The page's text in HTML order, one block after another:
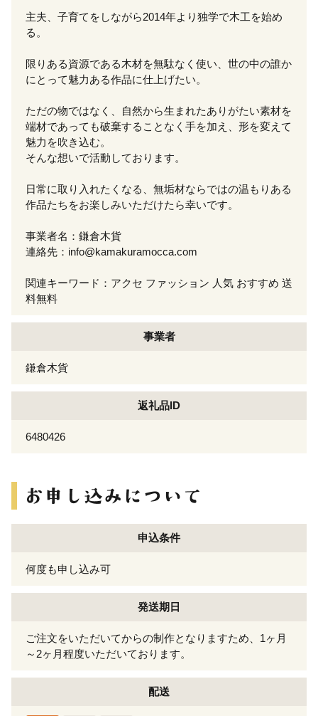
主夫、子育てをしながら2014年より独学で木工を始め
る。
限りある資源である木材を無駄なく使い、世の中の誰か
にとって魅力ある作品に仕上げたい。
ただの物ではなく、自然から生まれたありがたい素材を
端材であっても破棄することなく手を加え、形を変えて
魅力を吹き込む。
そんな想いで活動しております。
日常に取り入れたくなる、無垢材ならではの温もりある
作品たちをお楽しみいただけたら幸いです。
事業者名：鎌倉木貨
連絡先：info@kamakuramocca.com
関連キーワード：アクセ ファッション 人気 おすすめ 送
料無料
事業者
鎌倉木貨
返礼品ID
6480426
申込条件
何度も申し込み可
発送期日
ご注文をいただいてからの制作となりますため、1ヶ月
～2ヶ月程度いただいております。
配送